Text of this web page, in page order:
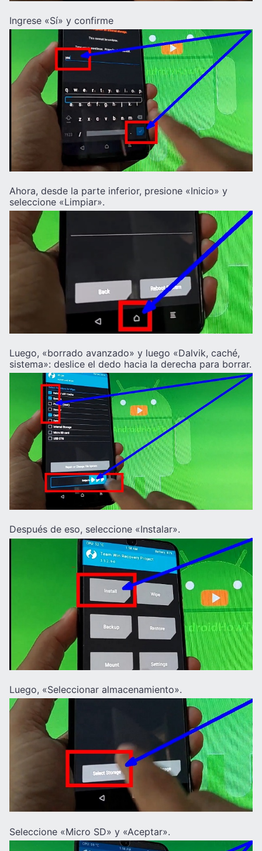
Ingrese «Sí» y confirme
Ahora, desde la parte inferior, presione «Inicio» y
seleccione «Limpiar».
Luego, «borrado avanzado» y luego «Dalvik, caché,
sistema»: deslice el dedo hacia la derecha para borrar.
Después de eso, seleccione «Instalar».
Luego, «Seleccionar almacenamiento».
Seleccione «Micro SD» y «Aceptar».